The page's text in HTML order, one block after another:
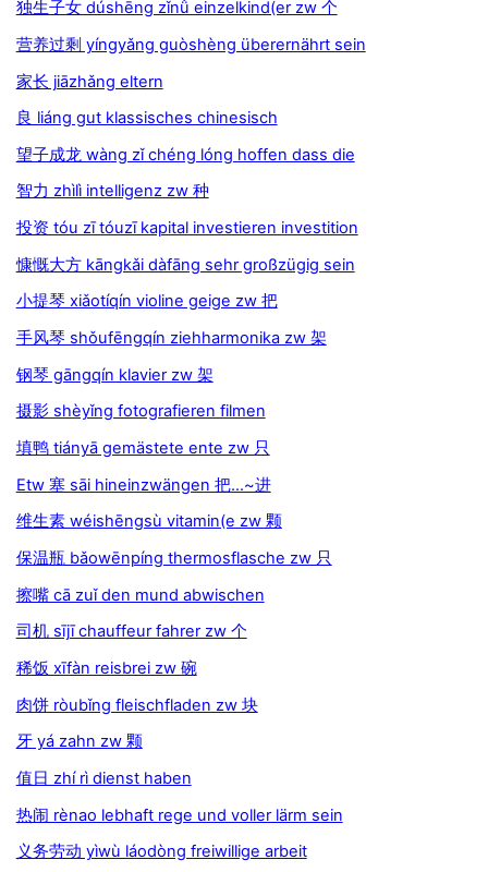
独生子女 dúshēng zǐnǚ einzelkind(er zw 个
营养过剩 yíngyǎng guòshèng überernährt sein
家长 jiāzhǎng eltern
良 liáng gut klassisches chinesisch
望子成龙 wàng zǐ chéng lóng hoffen dass die
智力 zhìlì intelligenz zw 种
投资 tóu zī tóuzī kapital investieren investition
慷慨大方 kāngkǎi dàfāng sehr großzügig sein
小提琴 xiǎotíqín violine geige zw 把
手风琴 shǒufēngqín ziehharmonika zw 架
钢琴 gāngqín klavier zw 架
摄影 shèyǐng fotografieren filmen
填鸭 tiányā gemästete ente zw 只
Etw 塞 sāi hineinzwängen 把…~进
维生素 wéishēngsù vitamin(e zw 颗
保温瓶 bǎowēnpíng thermosflasche zw 只
擦嘴 cā zuǐ den mund abwischen
司机 sījī chauffeur fahrer zw 个
稀饭 xīfàn reisbrei zw 碗
肉饼 ròubǐng fleischfladen zw 块
牙 yá zahn zw 颗
值日 zhí rì dienst haben
热闹 rènao lebhaft rege und voller lärm sein
义务劳动 yìwù láodòng freiwillige arbeit